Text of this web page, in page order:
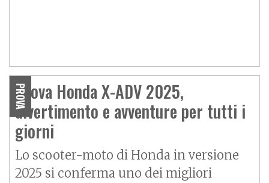
PROVA
Prova Honda X-ADV 2025,
divertimento e avventure per tutti i
giorni
Lo scooter-moto di Honda in versione
2025 si conferma uno dei migliori